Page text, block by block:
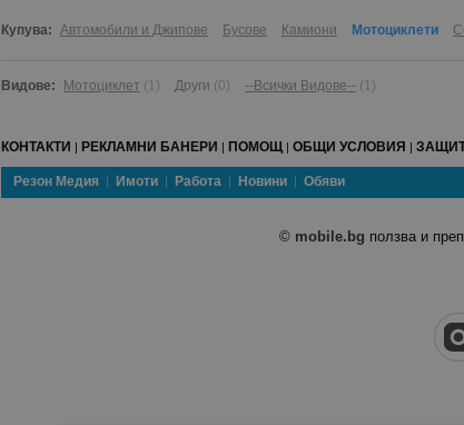
Купува: Автомобили и Джипове Бусове Камиони Мотоциклети
Видове: Мотоциклет (1) Други (0) --Всички Видове-- (1)
КОНТАКТИ
РЕКЛАМНИ БАНЕРИ ПОМОЩ ОБЩИ УСЛОВИЯ
Резон Медия Имоти Работа Новини Обяви
© mobile.bg ползва и